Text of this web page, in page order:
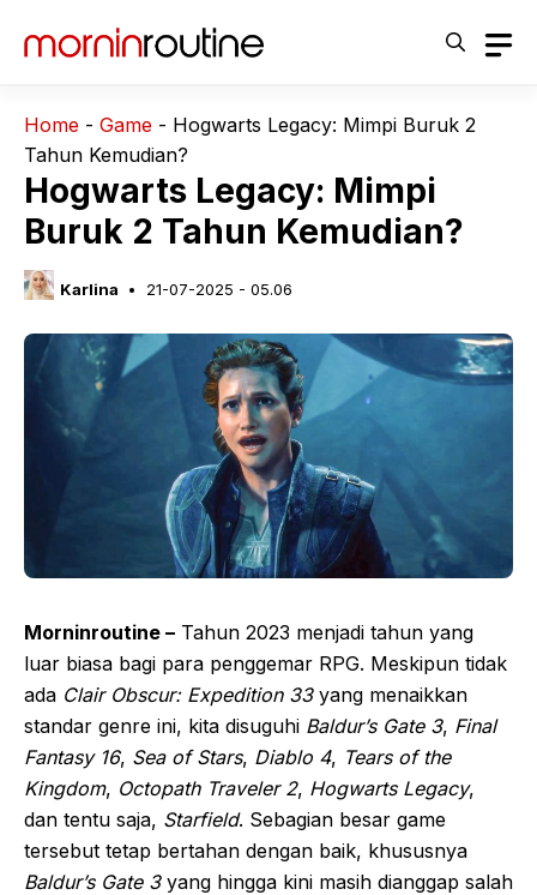
Home - Game - Hogwarts Legacy: Mimpi Buruk 2
Tahun Kemudian?
Hogwarts Legacy: Mimpi
Buruk 2 Tahun Kemudian?
Karlina 21-07-2025 - 05.06
Morninroutine – Tahun 2023 menjadi tahun yang
luar biasa bagi para penggemar RPG. Meskipun tidak
ada Clair Obscur: Expedition 33yang menaikkan
standar genre ini, kita disuguhi Baldur’s Gate 3, Final
Fantasy 16, Sea of Stars, Diablo 4, Tears of the
Kingdom, Octopath Traveler 2, Hogwarts Legacy,
dan tentu saja, Starfield. Sebagian besar game
tersebut tetap bertahan dengan baik, khususnya
Baldur’s Gate 3yang hingga kini masih dianggap salah